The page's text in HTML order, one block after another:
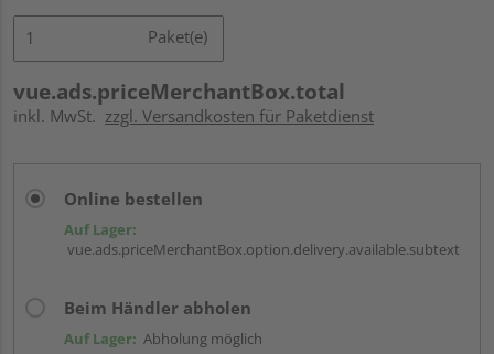
Paket(e)
vue.ads.priceMerchantBox.total
inkl. MwSt. zzgl. Versandkosten für Paketdienst
Online bestellen
Auf Lager:
vue.ads.priceMerchantBox.option.delivery.available.subtext
Beim Händler abholen
Auf Lager: Abholung möglich